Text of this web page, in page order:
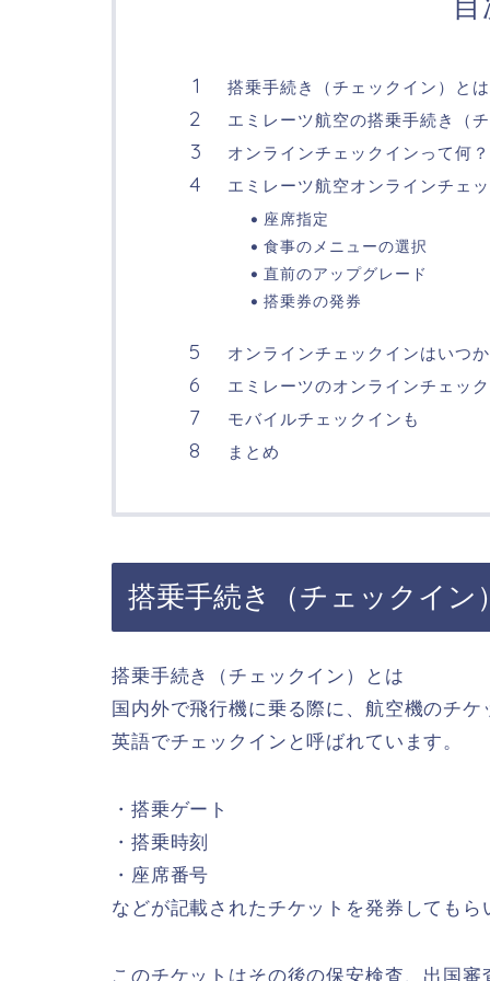
搭乗手続き（チェックイン）と
エミレーツ航空の搭乗手続き（
オンラインチェックインって何？
エミレーツ航空オンラインチェ
座席指定
食事のメニューの選択
直前のアップグレード
搭乗券の発券
オンラインチェックインはいつ
エミレーツのオンラインチェッ
モバイルチェックインも
まとめ
搭乗手続き（チェックイン
搭乗手続き（チェックイン）とは
国内外で飛行機に乗る際に、航空機のチ
英語でチェックインと呼ばれています。
・搭乗ゲート
・搭乗時刻
・座席番号
などが記載されたチケットを発券してもら
このチケットはその後の保安検査、出国